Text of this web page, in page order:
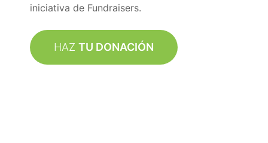
iniciativa de Fundraisers.
HAZ TU DONACIÓN